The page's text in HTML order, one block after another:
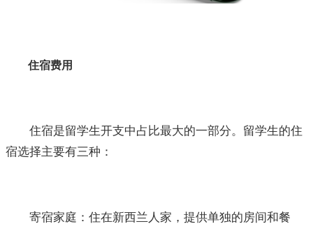
住宿费用
住宿是留学生开支中占比最大的一部分。留学生的住
宿选择主要有三种：
寄宿家庭：住在新西兰人家，提供单独的房间和餐